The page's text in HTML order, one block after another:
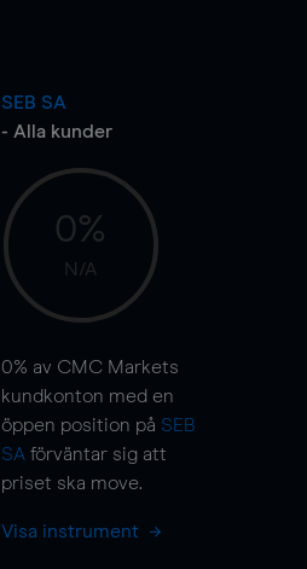
SEB SA
- Alla kunder
0%
N/A
0% av CMC Markets
kundkonton med en
öppen position på SEB
SA förväntar sig att
priset ska move.
Visa instrument